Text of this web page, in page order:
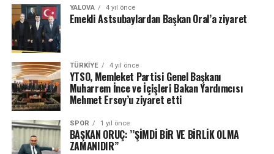
YALOVA 4 yıl önce
Emekli Astsubaylardan Başkan Oral’a ziyaret
TÜRKIYE 4 yıl önce
YTSO, Memleket Partisi Genel Başkanı
Muharrem İnce ve İçişleri Bakan Yardımcısı
Mehmet Ersoy’u ziyaret etti
SPOR 1 yıl önce
BAŞKAN ORUÇ: ’’ŞİMDİ BİR VE BİRLİK OLMA
ZAMANIDIR’’